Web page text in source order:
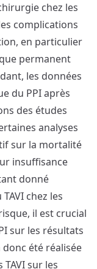
chez les
complications
en particulier
permanent
les données
du PPI après
des études
analyses
sur la mortalité
insuffisance
donné
chez les
il est crucial
sur les résultats
donc été réalisée
sur les